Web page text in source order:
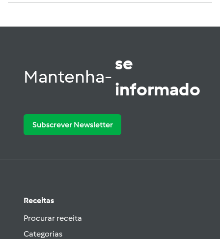
Mantenha-
se
informado
Subscrever Newsletter
Receitas
Procurar receita
Categorias